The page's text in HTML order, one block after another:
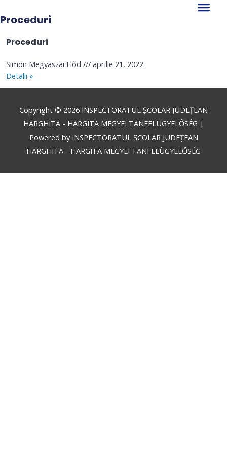
to
Proceduri
Proceduri
Simon Megyaszai Előd
aprilie 21, 2022
Detalii »
Copyright © 2026 INSPECTORATUL ȘCOLAR JUDEȚEAN
HARGHITA - HARGITA MEGYEI TANFELÜGYELŐSÉG |
Powered by INSPECTORATUL ȘCOLAR JUDEȚEAN
HARGHITA - HARGITA MEGYEI TANFELÜGYELŐSÉG